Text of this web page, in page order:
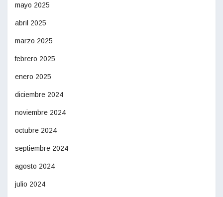
mayo 2025
abril 2025
marzo 2025
febrero 2025
enero 2025
diciembre 2024
noviembre 2024
octubre 2024
septiembre 2024
agosto 2024
julio 2024